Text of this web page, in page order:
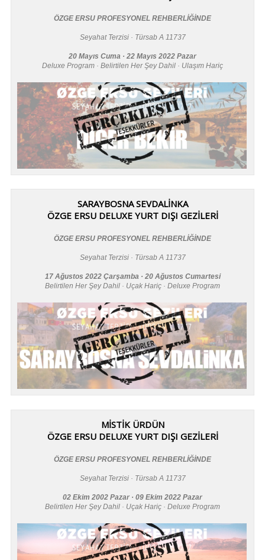
ÖZGE ERSU PROFESYONEL REHBERLİĞİNDE
Seyahat Terzisi · Türsab A 11737
20 Mayıs Cuma · 22 Mayıs 2022 Pazar
Deluxe Program · Belirtilen Her Şey Dahil · Ulaşım Hariç
SARAYBOSNA SEVDALİNKA
ÖZGE ERSU DELUXE YURT DIŞI GEZİLERİ
ÖZGE ERSU PROFESYONEL REHBERLİĞİNDE
Seyahat Terzisi · Türsab A 11737
17 Ağustos 2022 Çarşamba · 20 Ağustos Cumartesi
Belirtilen Her Şey Dahil · Uçak Hariç · Deluxe Program
MİSTİK ÜRDÜN
ÖZGE ERSU DELUXE YURT DIŞI GEZİLERİ
ÖZGE ERSU PROFESYONEL REHBERLİĞİNDE
Seyahat Terzisi · Türsab A 11737
02 Ekim 2002 Pazar · 09 Ekim 2022 Pazar
Belirtilen Her Şey Dahil · Uçak Hariç · Deluxe Program